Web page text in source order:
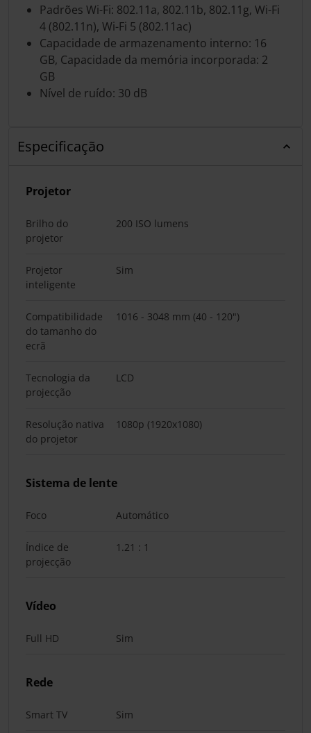
Padrões Wi-Fi: 802.11a, 802.11b, 802.11g, Wi-Fi
4 (802.11n), Wi-Fi 5 (802.11ac)
Capacidade de armazenamento interno: 16
GB, Capacidade da memória incorporada: 2
GB
Nível de ruído: 30 dB
Especificação
Projetor
Brilho do
projetor
200 ISO lumens
Projetor
inteligente
Sim
Compatibilidade
do tamanho do
ecrã
1016 - 3048 mm (40 - 120")
Tecnologia da
projecção
LCD
Resolução nativa
do projetor
1080p (1920x1080)
Sistema de lente
Foco Automático
Índice de
projecção
1.21 : 1
Vídeo
Full HD Sim
Rede
Smart TV Sim